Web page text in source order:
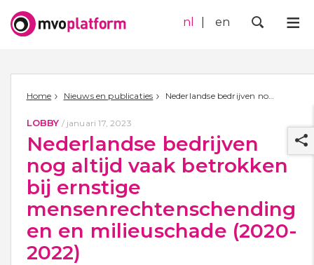
nl en
Home Nieuws en publicaties
LOBBY / januari 17, 2023
Nederlandse bedrijven
nog altijd vaak betrokken
bij ernstige
mensenrechtenschending
en en milieuschade (2020-
2022)